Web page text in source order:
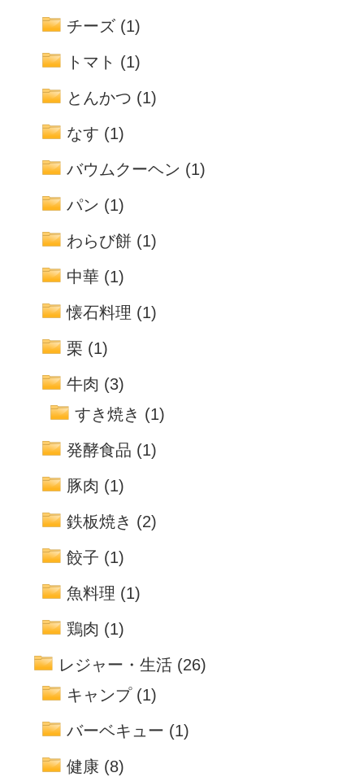
チーズ (1)
トマト (1)
とんかつ (1)
なす (1)
バウムクーヘン (1)
パン (1)
わらび餅 (1)
中華 (1)
懐石料理 (1)
栗 (1)
牛肉 (3)
すき焼き (1)
発酵食品 (1)
豚肉 (1)
鉄板焼き (2)
餃子 (1)
魚料理 (1)
鶏肉 (1)
レジャー・生活 (26)
キャンプ(1)
バーベキュー (1)
健康 (8)